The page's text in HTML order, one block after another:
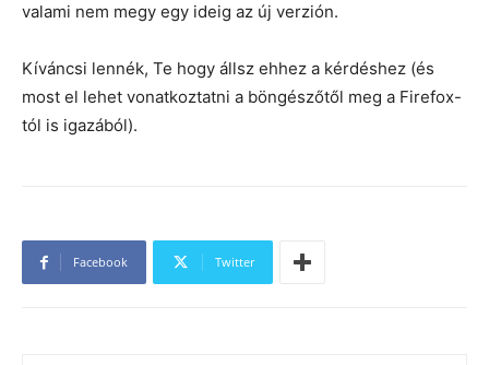
valami nem megy egy ideig az új verzión.
Kíváncsi lennék, Te hogy állsz ehhez a kérdéshez (és
most el lehet vonatkoztatni a böngészőtől meg a Firefox-
tól is igazából).
Facebook Twitter